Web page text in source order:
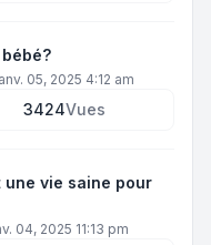
05, 2025 4:12 am
3424Vues
vie saine pour
04, 2025 11:13 pm